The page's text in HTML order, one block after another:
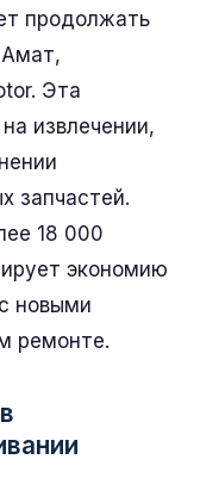
продолжать
Эта
извлечении,
запчастей.
18 000
экономию
новыми
ремонте.